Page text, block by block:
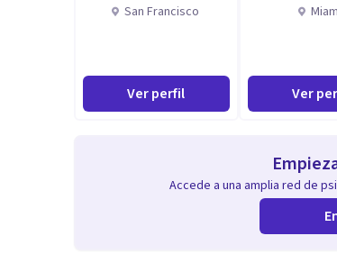
San Francisco
Ver perfil Ver
Accede a una amplia red de